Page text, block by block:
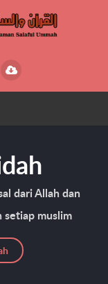
dari Allah dan
setiap muslim